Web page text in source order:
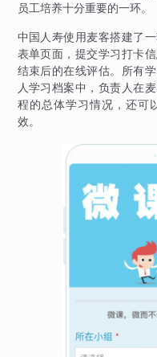
员工培养十分重要的一环。
中国人寿使用麦客搭建了
表单页面，提交学习打卡
结束后的在线评估。所有
人学习档案中，负责人在
程的总体学习情况，还可
效。